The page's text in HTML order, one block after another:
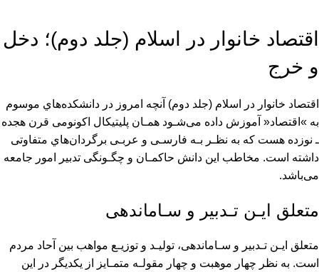
اقتصاد خانوار در اسلام (جلد دوم)؛ دخل
و خرج
اقتصاد خانوار در اسلام (جلد دوم) آﻧﭽﻪ اﻣﺮوز در داﻧﺸﻜﺪهﻫﺎي ﻣﻮﺳﻮم
ﺑﻪ »اﻗﺘﺼﺎد« آﻣﻮزش داده ﻣﻰﺷـﻮد ﻫﻤـﺎن ﭘﻠﻴﺘﻴﻜﺎل اﻛﻮﻧﻮﻣﻰ ﻗﺮن ﻫﺠﺪه
ـ ﻧﻮزده ﻫﺴﺖ ﻛﻪ ﺑﻪ ﻧﻈـﺮ ﺑـﻪ ﻓﺎرﺳـﻰ و ﻋﺮﺑـﻰ ﺑﺮﮔﺮدانﻫﺎي ﻣﺘﻔﺎوﺗﻰ
داﺷﺘﻪ اﺳﺖ. ﻣﺨﺎﻃﺐ اﻳﻦ داﻧﺶ ﺣﺎﻛﻤـﺎن و ﭼﮕـﻮﻧﮕﻰ ﺗﺪﺑﻴﺮ اﻣﻮر ﺟﺎﻣﻌﻪ
ﻣﻰﺑﺎﺷﺪ.
ﻣﺘﻌﻠﻖ اﻳـﻦ ﺗـﺪﺑﻴﺮ و ﺳـﺎﻣﺎﻧﺪﻫﻰ
ﻣﺘﻌﻠﻖ اﻳـﻦ ﺗـﺪﺑﻴﺮ و ﺳـﺎﻣﺎﻧﺪﻫﻰ، ﺗﻮﻟﻴـﺪ و ﺗﻮزﻳـﻊ ﻣﻮاﻫﺐ ﺑﻴﻦ آﺣﺎد ﻣﺮدم
اﺳﺖ. ﺑﻪ ﻧﻈﺮ ﭼﻬﺎر ﻣﻮﻫﺒﺖ و ﭼﻬﺎر ﻣﻘﻮﻟـﻪ ﻣﺘﻤـﺎﻳﺰ از ﻳﻜﺪﻳﮕﺮ در اﻳﻦ